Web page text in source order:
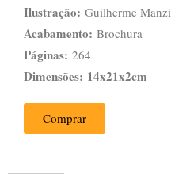
Ilustração: Guilherme Manzi
Acabamento: Brochura
Páginas: 264
Dimensões: 14x21x2cm
Comprar